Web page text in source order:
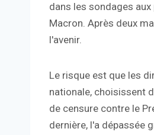
dans les sondages
Macron. Après deux
l'avenir.
Le risque est que les
nationale, choisissent
de censure contre le
dernière, l'a dépassée